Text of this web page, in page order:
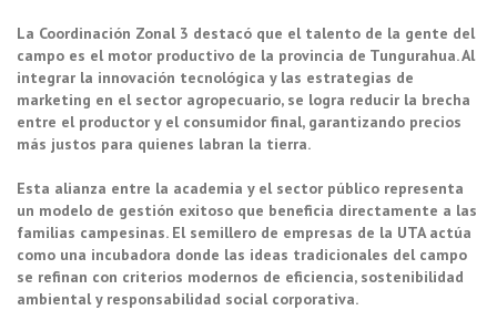
La Coordinación Zonal 3 destacó que el talento de la gente del
campo es el motor productivo de la provincia de Tungurahua. Al
integrar la innovación tecnológica y las estrategias de
marketing en el sector agropecuario, se logra reducir la brecha
entre el productor y el consumidor final, garantizando precios
más justos para quienes labran la tierra.
Esta alianza entre la academia y el sector público representa
un modelo de gestión exitoso que beneficia directamente a las
familias campesinas. El semillero de empresas de la UTA actúa
como una incubadora donde las ideas tradicionales del campo
se refinan con criterios modernos de eficiencia, sostenibilidad
ambiental y responsabilidad social corporativa.